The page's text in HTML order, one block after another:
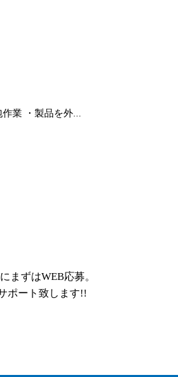
業 ・製品を外...
まずはWEB応募。
ポート致します!!